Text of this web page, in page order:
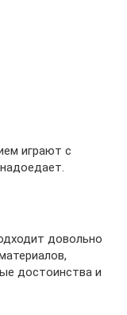
играют с
довольно
достоинства и